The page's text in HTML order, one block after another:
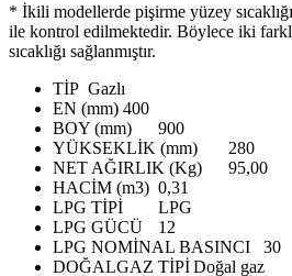
* İkili modellerde pişirme yüzey
ile kontrol edilmektedir. Böylece iki
sıcaklığı sağlanmıştır.
TİP Gazlı
EN (mm) 400
BOY (mm)
900
YÜKSEKLİK (mm)
280
NET AĞIRLIK (Kg)
95,00
HACİM (m3) 0,31
LPG TİPİ
LPG
LPG GÜCÜ
12
LPG NOMİNAL BASINCI
30
DOĞALGAZ TİPİDoğal gaz